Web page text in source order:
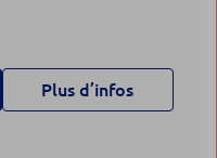
Plus d’infos